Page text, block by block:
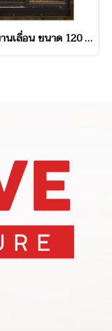
ตู้เสื้อผ้าบานเลื่อน ขนาด 120 ซม.